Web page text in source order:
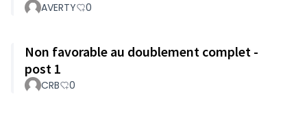
AVERTY 0
Non favorable au doublement complet -
post 1
CRB 0